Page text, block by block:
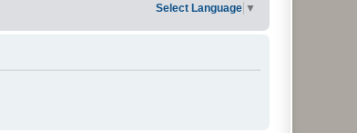
Select Language ▼